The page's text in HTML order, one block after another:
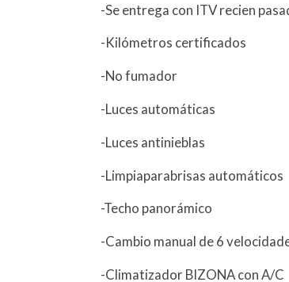
-Se entrega con ITV recien
-Kilómetros certificados
-No fumador
-Luces automáticas
-Luces antinieblas
-Limpiaparabrisas automáticos
-Techo panorámico
-Cambio manual de 6
-Climatizador BIZONA con A/C